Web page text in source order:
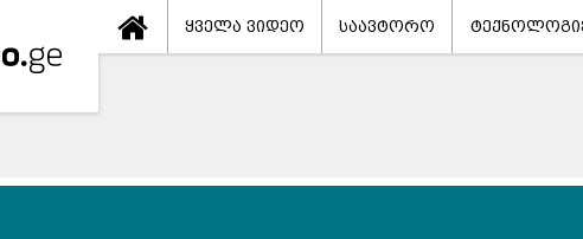
ყველა ვიდეო საავტორო